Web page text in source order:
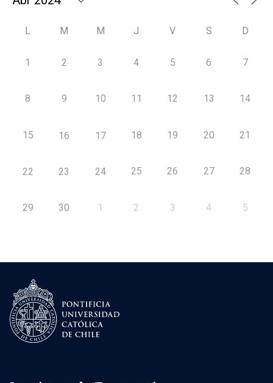
L M M J V S D
1 2 3 4 5 6 7
8 9 10 11 12 13 14
15 16 17 18 19 20 21
22 23 24 25 26 27 28
29 30 1 2 3 4 5